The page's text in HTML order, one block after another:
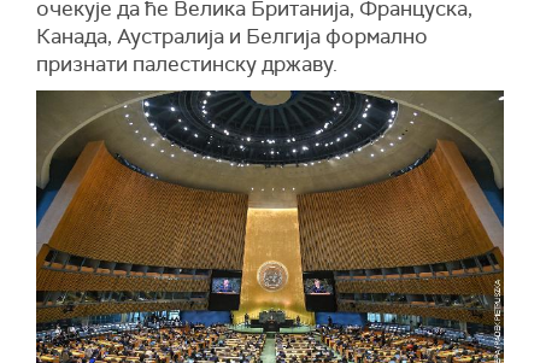
очекује да ће Велика Британија, Француска,
Канада, Аустралија и Белгија формално
признати палестинску државу.